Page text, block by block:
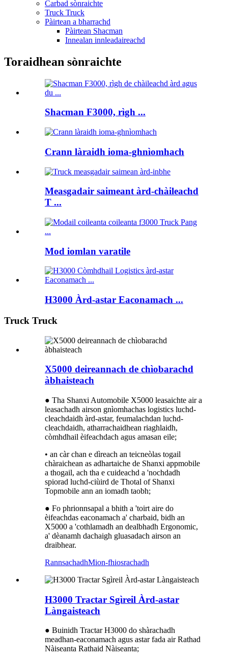
Carbad sònraichte
Truck Truck
Pàirtean a bharrachd
Pàirtean Shacman
Innealan innleadaireachd
Toraidhean sònraichte
Shacman F3000, rìgh ...
Crann làraidh ioma-ghnìomhach
Measgadair saimeant àrd-chàileachd
T ...
Mod iomlan varatile
H3000 Àrd-astar Eaconamach ...
Truck Truck
X5000 deireannach de chìobarachd
àbhaisteach
● Tha Shanxi Automobile X5000 leasaichte air a
leasachadh airson gnìomhachas logistics luchd-
cleachdaidh àrd-astar, feumalachdan luchd-
cleachdaidh, atharrachaidhean riaghlaidh,
còmhdhail èifeachdach agus amasan eile;
• an càr chan e dìreach an teicneòlas togail
chàraichean as adhartaiche de Shanxi appmobile
a thogail, ach tha e cuideachd a 'nochdadh
spiorad luchd-ciùird de Thotal of Shanxi
Topmobile ann an iomadh taobh;
● Fo phrionnsapal a bhith a 'toirt aire do
èifeachdas eaconamach a' charbaid, bidh an
X5000 a 'cothlamadh an dealbhadh Ergonomic,
a' dèanamh dachaigh gluasadach airson an
draibhear.
RannsachadhMion-fhiosrachadh
H3000 Tractar Sgìreil Àrd-astar
Làngaisteach
● Buinidh Tractar H3000 do shàrachadh
meadhan-eaconamach agus astar fada air Rathad
Nàiseanta Rathaid Nàiseanta;